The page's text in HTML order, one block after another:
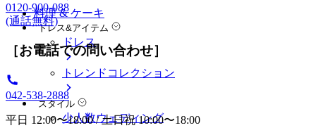
料理 & ケーキ
ドレス&アイテム
ドレス
トレンドコレクション
スタイル
少人数ウェディング
0120-900-088
(通話無料)
［お電話での問い合わせ］
042-538-2888
平日 12:00〜18:00 / 土日祝 10:00〜18:00